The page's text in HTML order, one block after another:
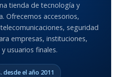
Anti-Shock
MODELO DE TABLETS
COMPATIBLES
tienda de tecnología y
Ofrecemos accesorios,
seguridad
empresas, instituciones,
usuarios finales.
desde el año 2011